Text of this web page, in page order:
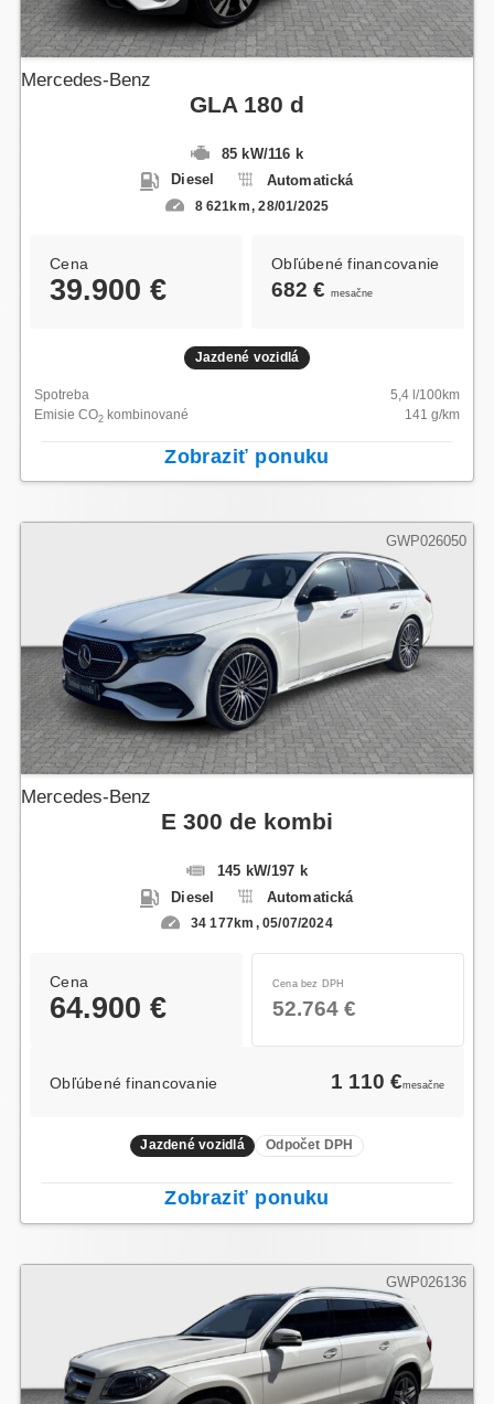
Mercedes-Benz
GLA 180 d
85 kW/116 k
Diesel
Automatická
8 621km 28/01/2025
Cena
39.900 €
Obľúbené financovanie
682 € mesačne
Jazdené vozidlá
Spotreba 5,4l/100km
Emisie CO2kombinované 141 g/km
Zobraziť ponuku
Mercedes-Benz
E 300 de kombi
145 kW/197 k
Diesel
Automatická
34 177km 05/07/2024
GWP026050
Cena
64.900 €
Cena bez DPH
52.764 €
Obľúbené financovanie 1 110 €mesačne
Jazdené vozidlá Odpočet DPH
Zobraziť ponuku
GWP026136